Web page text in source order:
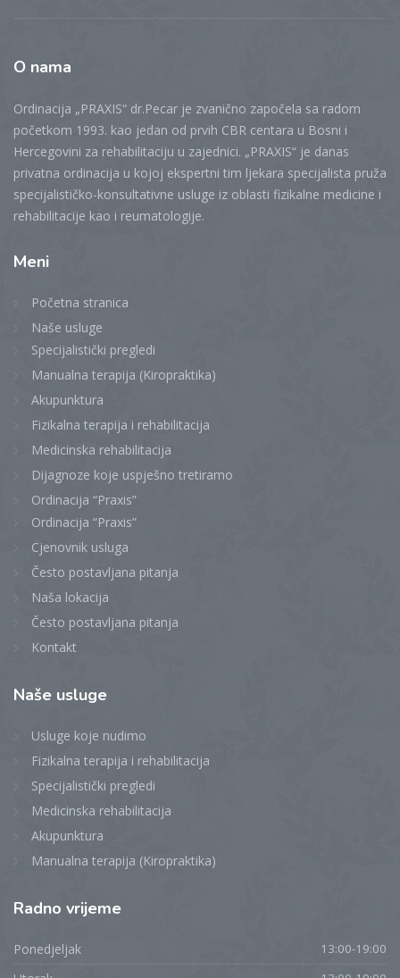
O nama
Ordinacija „PRAXIS“ dr.Pecar je zvanično započela sa radom
početkom 1993. kao jedan od prvih CBR centara u Bosni i
Hercegovini za rehabilitaciju u zajednici. „PRAXIS“ je danas
privatna ordinacija u kojoj ekspertni tim ljekara specijalista pruža
specijalističko-konsultativne usluge iz oblasti fizikalne medicine i
rehabilitacije kao i reumatologije.
Meni
Početna stranica
Naše usluge
Specijalistički pregledi
Manualna terapija (Kiropraktika)
Akupunktura
Fizikalna terapija i rehabilitacija
Medicinska rehabilitacija
Dijagnoze koje uspješno tretiramo
Ordinacija “Praxis”
Ordinacija “Praxis”
Cjenovnik usluga
Često postavljana pitanja
Naša lokacija
Često postavljana pitanja
Kontakt
Naše usluge
Usluge koje nudimo
Fizikalna terapija i rehabilitacija
Specijalistički pregledi
Medicinska rehabilitacija
Akupunktura
Manualna terapija (Kiropraktika)
Radno vrijeme
Ponedjeljak 13:00-19:00